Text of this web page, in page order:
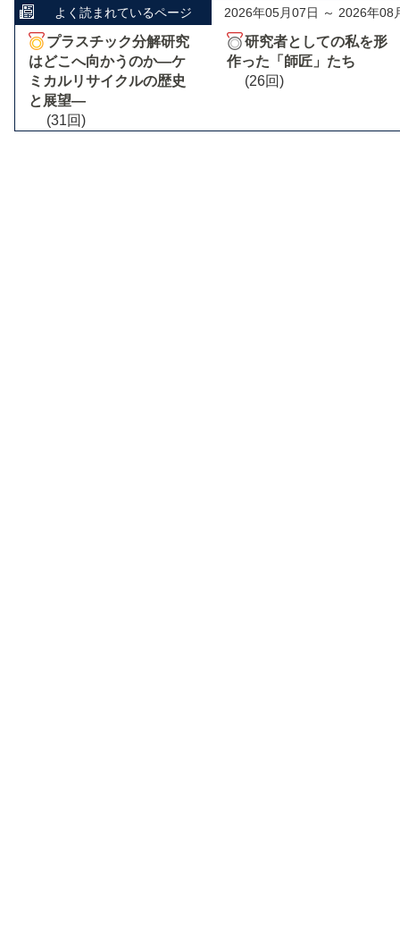
よく読まれているページ 2026年05月07日 ～ 2026年08
プラスチック分解研究
はどこへ向かうのか―ケ
ミカルリサイクルの歴史
と展望―
(31回)
研究者としての私を形
作った「師匠」たち
(26回)